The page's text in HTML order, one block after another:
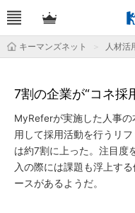
キーマンズネット 人材活
7割の企業が“コネ
MyReferが実施した人事
用して採用活動を行うリ
は約7割に上った。注目度
入の際には課題も浮上す
ースがあるようだ。